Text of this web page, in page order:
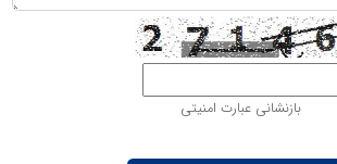
بازنشانی عبارت امنیتی